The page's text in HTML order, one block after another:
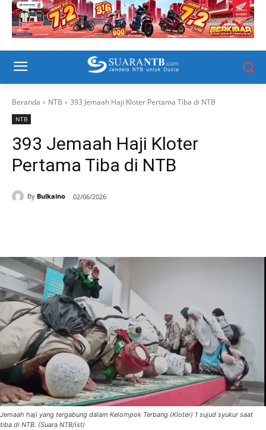
Beranda NTB 393 Jemaah Haji Kloter Pertama Tiba di NTB
NTB
393 Jemaah Haji Kloter
Pertama Tiba di NTB
By Bulkaino 02/06/2026
Jemaah haji yang tergabung dalam Kelompok Terbang (Kloter) 1 sujud syukur saat
tiba di NTB. (Suara NTB/ist)